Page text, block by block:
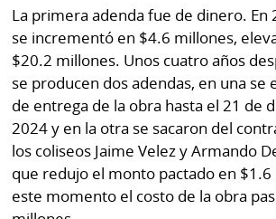
La primera adenda fue de dinero. En
se incrementó en $4.6 millones,
$20.2 millones. Unos cuatro años
se producen dos adendas, en una se
de entrega de la obra hasta el 21 de
2024 y en la otra se sacaron del
los coliseos Jaime Velez y Armando
que redujo el monto pactado en $1.6
este momento el costo de la obra